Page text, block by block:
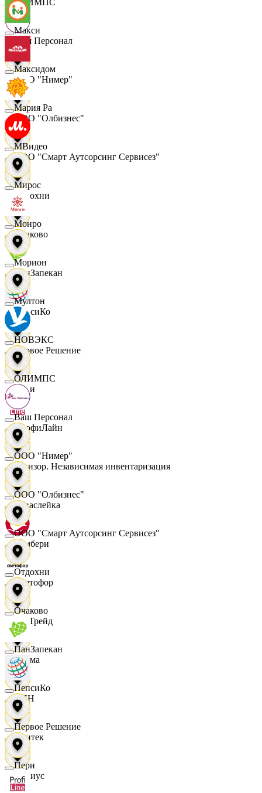
ОЛИМПС
Ваш Персонал
ООО "Нимер"
ООО "Олбизнес"
ООО "Смарт Аутсорсинг Сервисез"
Отдохни
Очаково
ПанЗапекан
ПепсиКо
Первое Решение
Пери
ПрофиЛайн
Ревизор. Независимая инвентаризация
Саваслейка
Самбери
Светофор
СетТрейд
Сигма
СИН
Синтек
Сириус
Макси
Максидом
Мария Ра
МВидео
Мирос
Монро
Морион
Мултон
НОВЭКС
ОЛИМПС
Ваш Персонал
ООО "Нимер"
ООО "Олбизнес"
ООО "Смарт Аутсорсинг Сервисез"
Отдохни
Очаково
ПанЗапекан
ПепсиКо
Первое Решение
Пери